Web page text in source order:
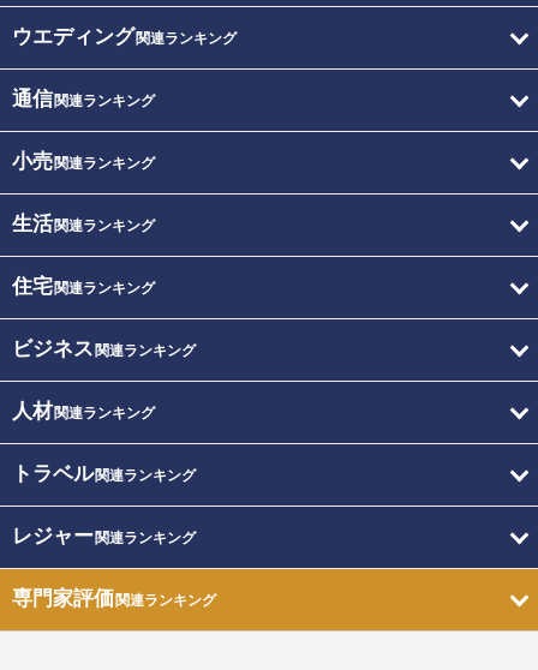
ウエディング関連ランキング
通信関連ランキング
小売関連ランキング
生活関連ランキング
住宅関連ランキング
ビジネス 関連ランキング
人材関連ランキング
トラベル関連ランキング
レジャー関連ランキング
専門家評価関連ランキング